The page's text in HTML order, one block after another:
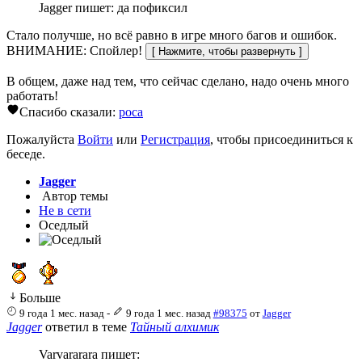
Jagger пишет: да пофиксил
Стало получше, но всё равно в игре много багов и ошибок.
ВНИМАНИЕ: Спойлер!
В общем, даже над тем, что сейчас сделано, надо очень много
работать!
Спасибо сказали: poca
Пожалуйста Войти или Регистрация, чтобы присоединиться к
беседе.
Jagger
Автор темы
Не в сети
Оседлый
Больше
9 года 1 мес. назад - 9 года 1 мес. назад #98375 от Jagger
Jaggerответил в теме Тайный алхимик
Varvararara пишет: